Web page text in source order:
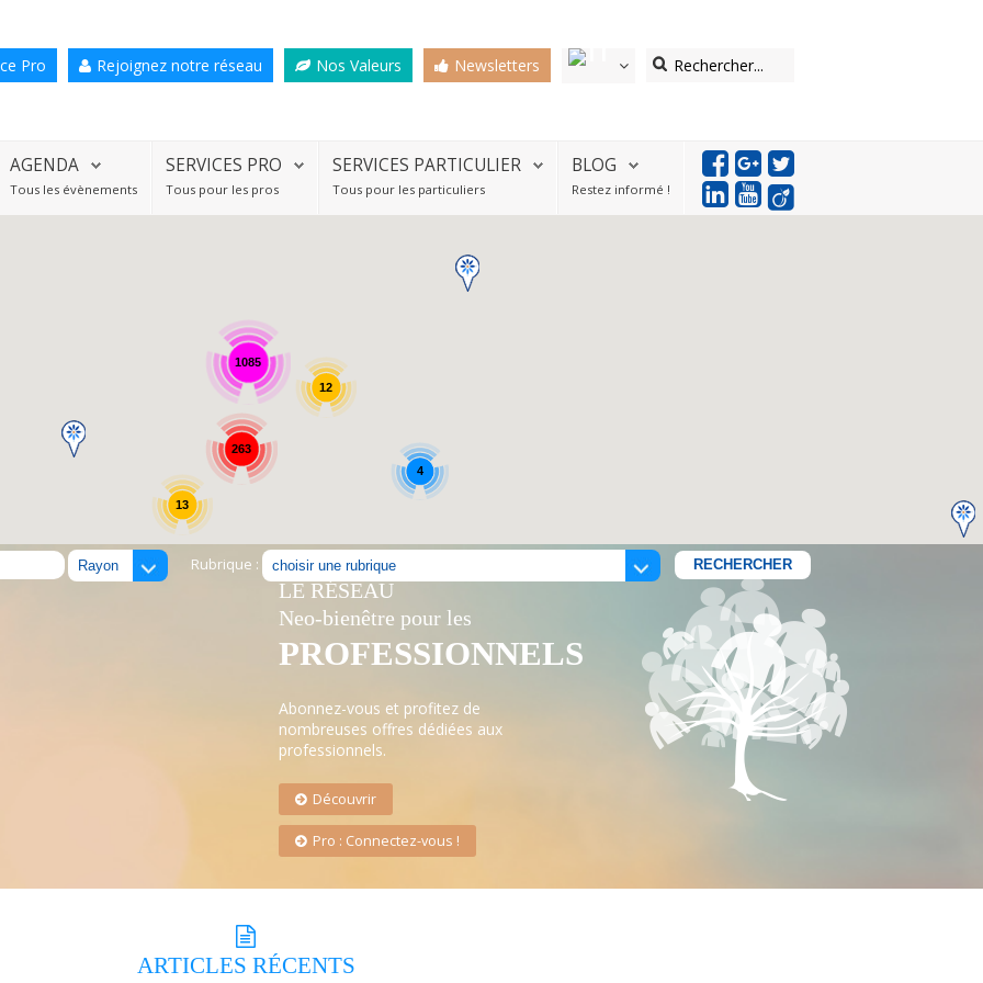
Pro Rejoignez notre réseau Nos Valeurs Newsletters
AGENDA
Tous les évènements
SERVICES PRO
Tous pour les pros
SERVICES PARTICULIER
Tous pour les particuliers
BLOG
Restez informé !
1085
13
263
4
12
Rubrique :
LE RÉSEAU
Neo-bienêtre pour les
PROFESSIONNELS
Abonnez-vous et profitez de
nombreuses offres dédiées aux
professionnels.
Découvrir
Pro : Connectez-vous !
ARTICLES RÉCENTS